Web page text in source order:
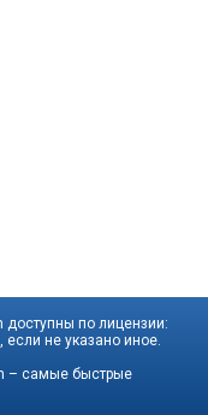
доступны по лицензии:
, если не указано иное.
– самые быстрые